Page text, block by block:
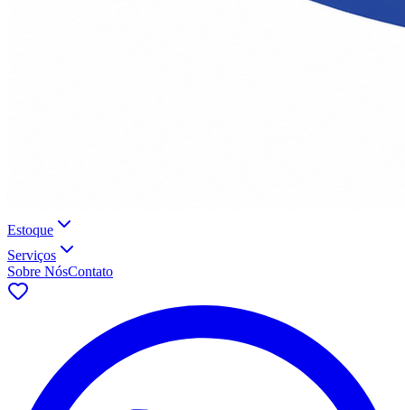
Estoque
Serviços
Sobre NósContato